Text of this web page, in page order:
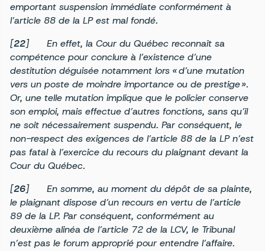
emportant suspension immédiate conformément à
l’article 88 de la LP est mal fondé.
[22] En effet, la Cour du Québec reconnaît sa
compétence pour conclure à l’existence d’une
destitution déguisée notamment lors « d’une mutation
vers un poste de moindre importance ou de prestige ».
Or, une telle mutation implique que le policier conserve
son emploi, mais effectue d’autres fonctions, sans qu’il
ne soit nécessairement suspendu. Par conséquent, le
non-respect des exigences de l’article 88 de la LP n’est
pas fatal à l’exercice du recours du plaignant devant la
Cour du Québec.
[26]En somme, au moment du dépôt de sa plainte,
le plaignant dispose d’un recours en vertu de l’article
89 de la LP. Par conséquent, conformément au
deuxième alinéa de l’article 72 de la LCV, le Tribunal
n’est pas le forum approprié pour entendre l’affaire.